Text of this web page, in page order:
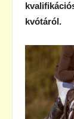
kvótáról.